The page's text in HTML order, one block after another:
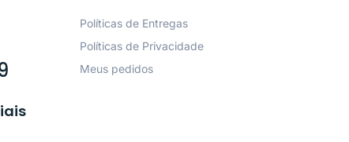
Políticas de Entregas
Políticas de Privacidade
Meus pedidos